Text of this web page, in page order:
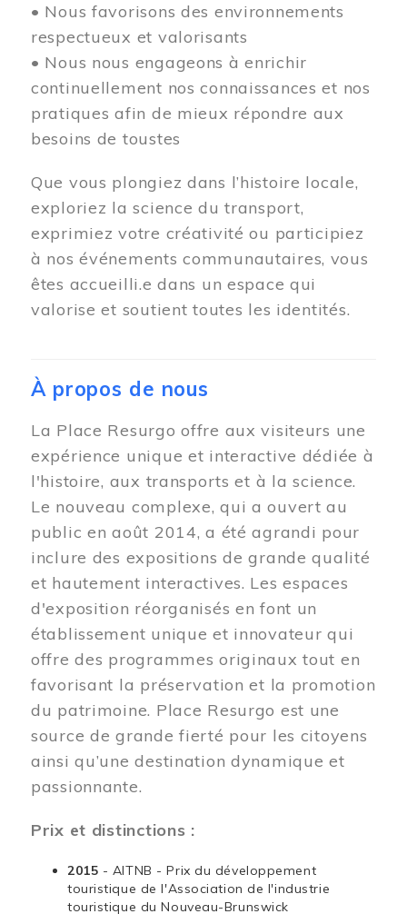
• Nous favorisons des environnements
respectueux et valorisants
• Nous nous engageons à enrichir
continuellement nos connaissances et nos
pratiques afin de mieux répondre aux
besoins de toustes
Que vous plongiez dans l’histoire locale,
exploriez la science du transport,
exprimiez votre créativité ou participiez
à nos événements communautaires, vous
êtes accueilli.e dans un espace qui
valorise et soutient toutes les identités.
À propos de nous
La Place Resurgo offre aux visiteurs une
expérience unique et interactive dédiée à
l'histoire, aux transports et à la science.
Le nouveau complexe, qui a ouvert au
public en août 2014, a été agrandi pour
inclure des expositions de grande qualité
et hautement interactives. Les espaces
d'exposition réorganisés en font un
établissement unique et innovateur qui
offre des programmes originaux tout en
favorisant la préservation et la promotion
du patrimoine. Place Resurgo est une
source de grande fierté pour les citoyens
ainsi qu’une destination dynamique et
passionnante.
Prix et distinctions :
2015 - AITNB - Prix du développement
touristique de l'Association de l'industrie
touristique du Nouveau-Brunswick